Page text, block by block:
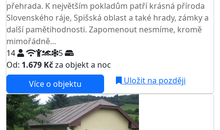
přehrada. K největším pokladům patří krásná příroda
Slovenského ráje, Spišská oblast a také hrady, zámky a
další pamětihodnosti. Zapomenout nesmíme, kromě
mimořádně...
14
5
Od: 1.679 Kčza objekt a noc
Více o objektu
Uložit na později